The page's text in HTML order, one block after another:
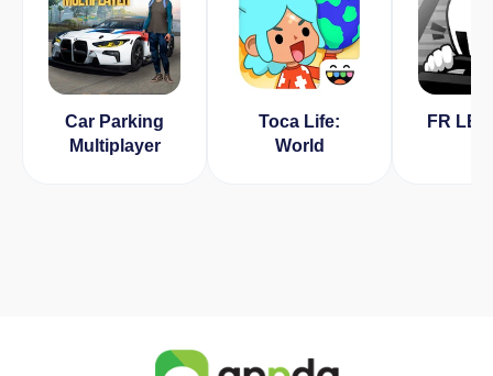
Car Parking
Multiplayer
Toca Life:
World
FR